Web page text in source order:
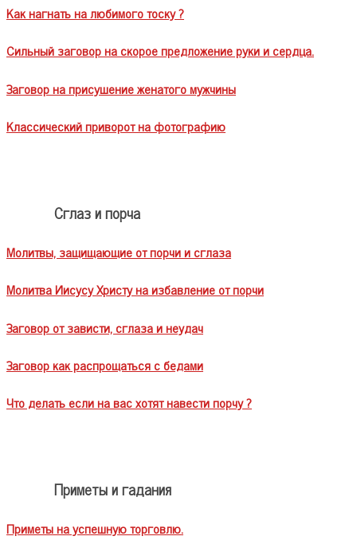
Как нагнать на любимого тоску ?
Сильный заговор на скорое предложение руки и сердца.
Заговор на присушение женатого мужчины
Классический приворот на фотографию
Сглаз и порча
Молитвы, защищающие от порчи и сглаза
Молитва Иисусу Христу на избавление от порчи
Заговор от зависти, сглаза и неудач
Заговор как распрощаться с бедами
Что делать если на вас хотят навести порчу ?
Приметы и гадания
Приметы на успешную торговлю.